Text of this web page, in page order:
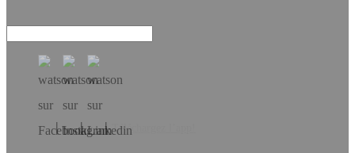
Téléchargez l’app!